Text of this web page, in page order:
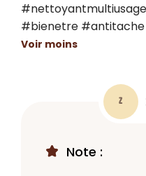
#bienetre
Voir moins
Z
Note :